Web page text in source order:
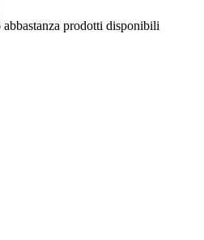
prodotti disponibili